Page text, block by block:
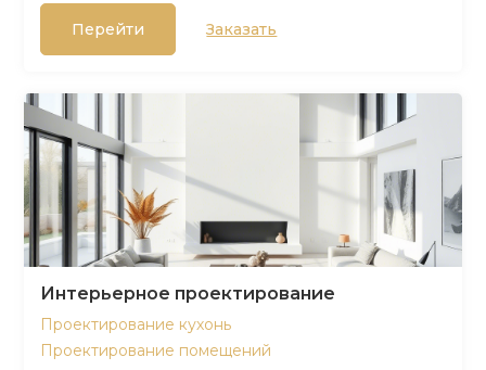
Перейти Заказать
Интерьерное проектирование
Проектирование кухонь
Проектирование помещений